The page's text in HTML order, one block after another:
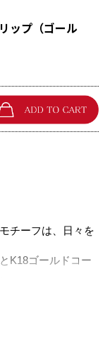
ップ（ゴール
チーフは、日々を
K18ゴールドコー
して、日常使いし